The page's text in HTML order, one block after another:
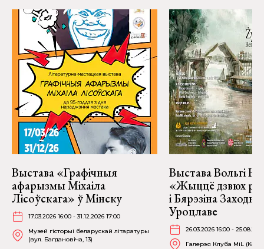
Выстава «Графічныя
афарызмы Міхаіла
Лісоўскага» ў Мінску
17.03.2026 16:00 - 31.12.2026 17:00
Музей гісторыі беларускай літаратуры
(вул. Багдановіча, 13)
Выстава Вольгі
«Жыццё дзвюх
і Бярэзіна
Уроцлаве
26.03.2026 16:00 -
Галерэя Клуба MiL